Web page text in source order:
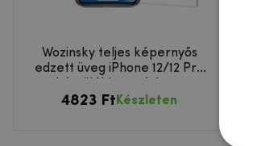
Wozinsky teljes képernyős
edzett üveg iPhone 12/12 Pro
4823 Ft Készleten